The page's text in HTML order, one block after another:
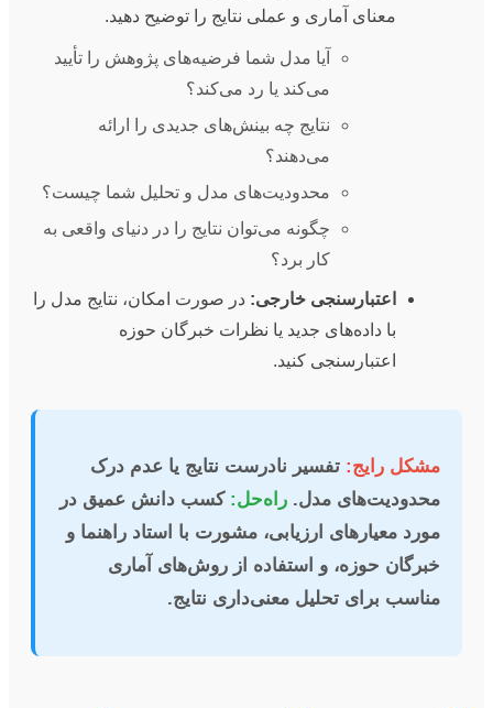
معنای آماری و عملی نتایج را توضیح دهید.
آیا مدل شما فرضیه‌های پژوهش را تأیید
می‌کند یا رد می‌کند؟
نتایج چه بینش‌های جدیدی را ارائه
می‌دهند؟
محدودیت‌های مدل و تحلیل شما چیست؟
چگونه می‌توان نتایج را در دنیای واقعی به
کار برد؟
اعتبارسنجی خارجی: در صورت امکان، نتایج مدل را
با داده‌های جدید یا نظرات خبرگان حوزه
اعتبارسنجی کنید.
مشکل رایج: تفسیر نادرست نتایج یا عدم درک
محدودیت‌های مدل. راه‌حل: کسب دانش عمیق در
مورد معیارهای ارزیابی، مشورت با استاد راهنما و
خبرگان حوزه، و استفاده از روش‌های آماری
مناسب برای تحلیل معنی‌داری نتایج.